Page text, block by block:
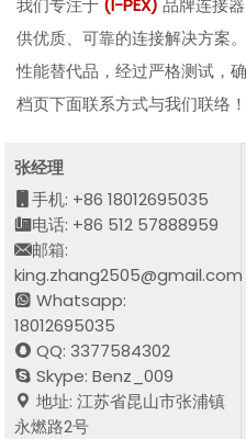
我们专注于 (I-PEX)品牌连接
供优质、可靠的连接解决方案
性能替代品，经过严格测试，
档页下面联系方式与我们联络！
张经理
手机: +86 18012695035
电话: +86 512 57888959
邮箱:
king.zhang2505@gmail.com
Whatsapp:
18012695035
QQ: 3377584302
Skype: Benz_009
地址: 江苏省昆山市张浦镇
永燃路2号